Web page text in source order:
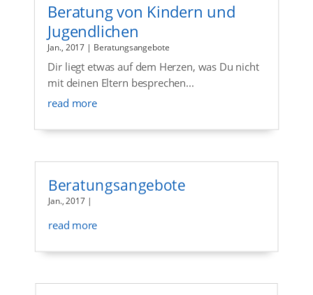
Beratung von Kindern und
Jugendlichen
Jan., 2017 | Beratungsangebote
Dir liegt etwas auf dem Herzen, was Du nicht
mit deinen Eltern besprechen...
read more
Beratungsangebote
Jan., 2017|
read more